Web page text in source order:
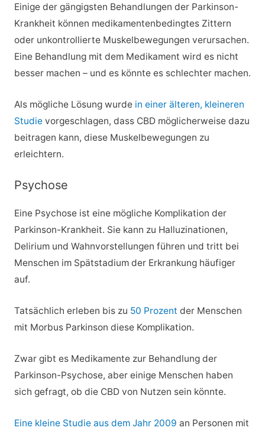
Einige der gängigsten Behandlungen der Parkinson-
Krankheit können medikamentenbedingtes Zittern
oder unkontrollierte Muskelbewegungen verursachen.
Eine Behandlung mit dem Medikament wird es nicht
besser machen – und es könnte es schlechter machen.
Als mögliche Lösung wurde in einer älteren, kleineren
Studievorgeschlagen, dass CBD möglicherweise dazu
beitragen kann, diese Muskelbewegungen zu
erleichtern.
Psychose
Eine Psychose ist eine mögliche Komplikation der
Parkinson-Krankheit. Sie kann zu Halluzinationen,
Delirium und Wahnvorstellungen führen und tritt bei
Menschen im Spätstadium der Erkrankung häufiger
auf.
Tatsächlich erleben bis zu 50 Prozent der Menschen
mit Morbus Parkinson diese Komplikation.
Zwar gibt es Medikamente zur Behandlung der
Parkinson-Psychose, aber einige Menschen haben
sich gefragt, ob die CBD von Nutzen sein könnte.
Eine kleine Studie aus dem Jahr 2009 an Personen mit